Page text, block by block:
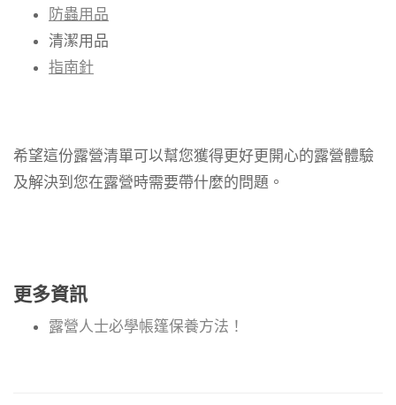
防蟲用品
清潔用品
指南針
希望這份露營清單可以幫您獲得更好更開心的露營體驗
及解決到您在露營時需要帶什麼的問題。
更多資訊
露營人士必學帳篷保養方法！